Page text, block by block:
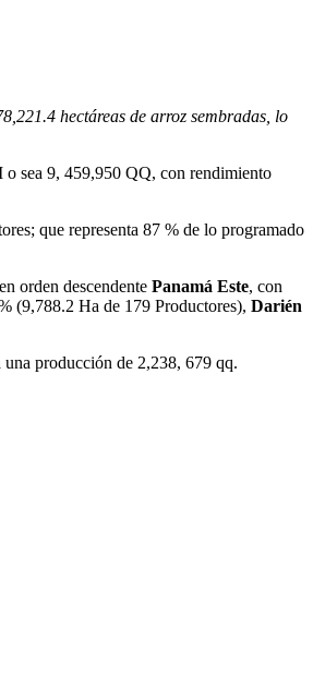
hectáreas de arroz sembradas, lo
o sea 9, 459,950 QQ, con rendimiento
que representa 87 % de lo programado
orden descendente Panamá Este, con
(9,788.2 Ha de 179 Productores), Darién
una producción de 2,238, 679 qq.